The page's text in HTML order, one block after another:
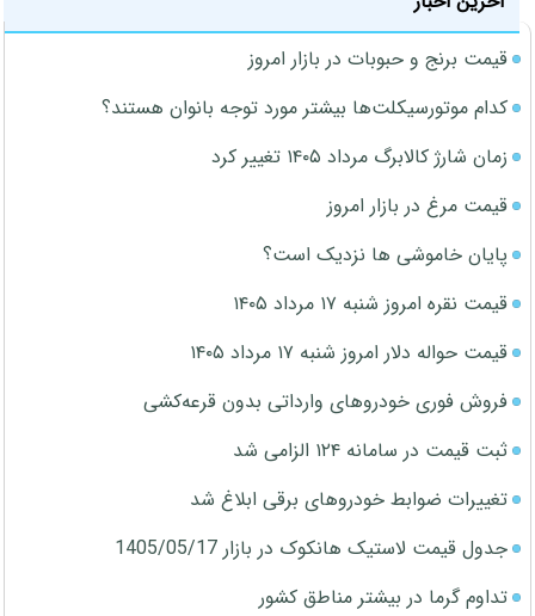
قیمت برنج و حبوبات در بازار امروز
کدام موتورسیکلت‌ها بیشتر مورد توجه بانوان هستند؟
زمان شارژ کالابرگ مرداد ۱۴۰۵ تغییر کرد
قیمت مرغ در بازار امروز
پایان خاموشی ها نزدیک است؟
قیمت نقره امروز شنبه ۱۷ مرداد ۱۴۰۵
قیمت حواله دلار امروز شنبه ۱۷ مرداد ۱۴۰۵
فروش فوری خودروهای وارداتی بدون قرعه‌کشی
ثبت قیمت در سامانه ۱۲۴ الزامی شد
تغییرات ضوابط خودروهای برقی ابلاغ شد
جدول قیمت لاستیک هانکوک در بازار 1405/05/17
تداوم گرما در بیشتر مناطق کشور